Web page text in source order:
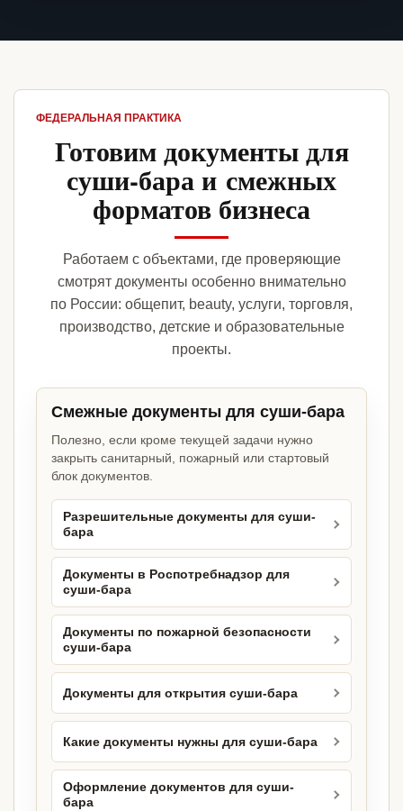
ФЕДЕРАЛЬНАЯ ПРАКТИКА
Готовим документы для
суши-бара и смежных
форматов бизнеса
Работаем с объектами, где проверяющие
смотрят документы особенно внимательно
по России: общепит, beauty, услуги, торговля,
производство, детские и образовательные
проекты.
Смежные документы для суши-бара
Полезно, если кроме текущей задачи нужно
закрыть санитарный, пожарный или стартовый
блок документов.
Разрешительные документы для суши-
бара
Документы в Роспотребнадзор для
суши-бара
Документы по пожарной безопасности
суши-бара
Документы для открытия суши-бара
Какие документы нужны для суши-бара
Оформление документов для суши-
бара